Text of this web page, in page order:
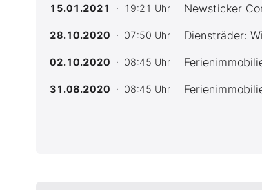
15.01.2021 · 19:21 Uhr Newsticker
28.10.2020 · 07:50 Uhr Diensträder:
02.10.2020 · 08:45 Uhr
31.08.2020 · 08:45 Uhr